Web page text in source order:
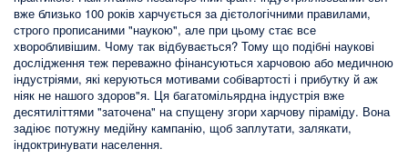
вже близько 100 років харчується за дієтологічними правилами,
строго прописаними "наукою", але при цьому стає все
хворобливішим. Чому так відбувається? Тому що подібні наукові
дослідження теж переважно фінансуються харчовою або медичною
індустріями, які керуються мотивами собівартості і прибутку й аж
ніяк не нашого здоров"я. Ця багатомільярдна індустрія вже
десятиліттями "заточена" на спущену згори харчову піраміду. Вона
задіює потужну медійну кампанію, щоб заплутати, залякати,
індоктринувати населення.